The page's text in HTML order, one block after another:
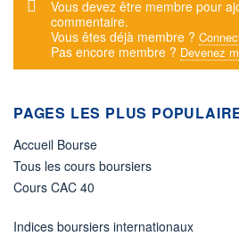
Message d'alerte
Vous devez être membre pour
commentaire.
Vous êtes déjà membre ?
Pas encore membre ? Devenez
PAGES LES PLUS
Accueil Bourse
Tous les cours boursiers
Cours CAC 40
Indices boursiers internationaux